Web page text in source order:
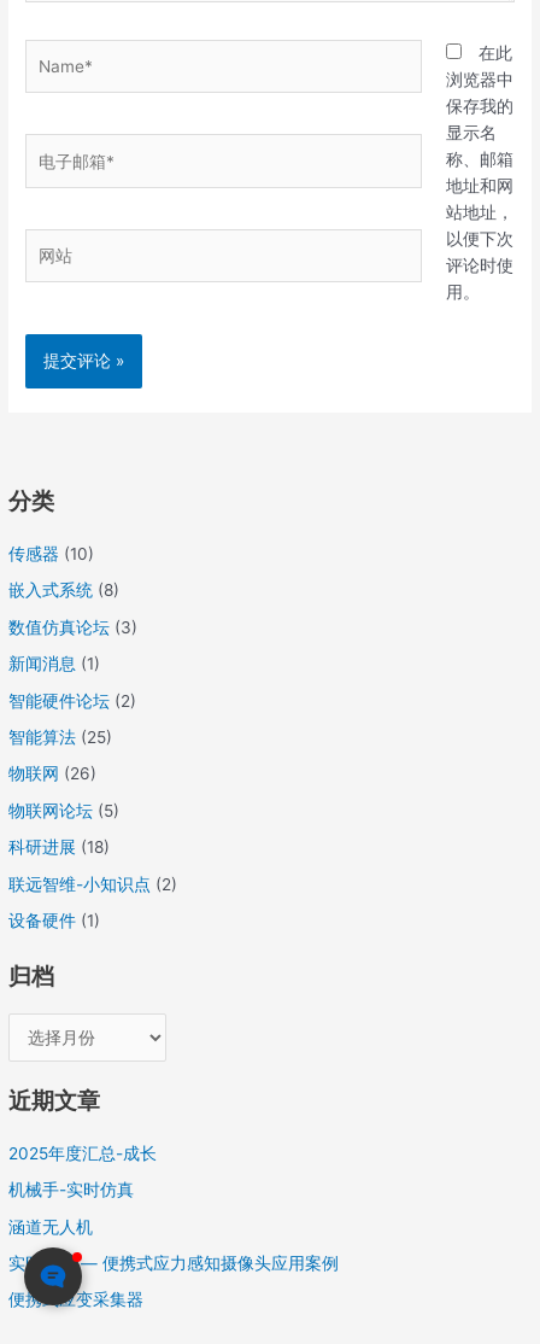
分类
传感器 (10)
嵌入式系统 (8)
数值仿真论坛 (3)
新闻消息 (1)
智能硬件论坛 (2)
智能算法 (25)
物联网 (26)
物联网论坛 (5)
科研进展 (18)
联远智维-小知识点 (2)
设备硬件 (1)
归档
近期文章
2025年度汇总-成长
机械手-实时仿真
涵道无人机
实时仿真 — 便携式应力感知摄像头应用案例
便携式应变采集器
子
箱
站
在此
浏览器中
保存我的
显示名
称、邮箱
地址和网
站地址，
以便下次
评论时使
用。